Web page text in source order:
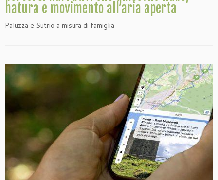
natura e movimento all’aria aperta
Paluzza e Sutrio a misura di famiglia